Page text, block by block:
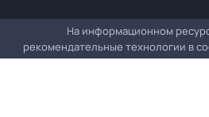
На информационном
рекомендательные технологии в